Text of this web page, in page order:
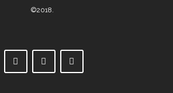
©2018.